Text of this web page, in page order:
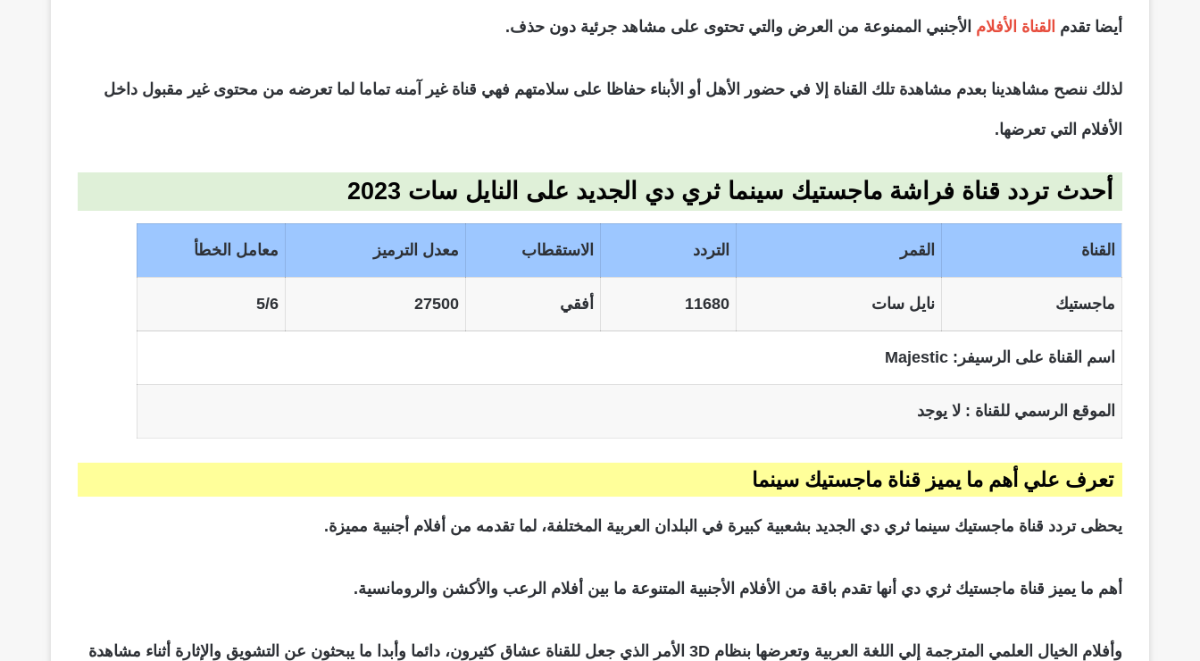
أيضا تقدم القناة الأفلام الأجنبي الممنوعة من العرض والتي تحتوى على مشاهد جرئية دون حذف.
لذلك ننصح مشاهدينا بعدم مشاهدة تلك القناة إلا في حضور الأهل أو الأبناء حفاظا على سلامتهم فهي قناة غير آمنه تماما لما تعرضه من محتوى غير مقبول داخل
الأفلام التي تعرضها.
أحدث تردد قناة فراشة ماجستيك سينما ثري دي الجديد على النايل سات 2023
القناة القمر التردد الاستقطاب معدل الترميز معامل الخطأ
ماجستيك نايل سات 11680 أفقي 27500
5/6
اسم القناة على الرسيفر:Majestic
الموقع الرسمي للقناة : لا يوجد
تعرف علي أهم ما يميز قناة ماجستيك سينما
يحظى تردد قناة ماجستيك سينما ثري دي الجديد بشعبية كبيرة في البلدان العربية المختلفة، لما تقدمه من أفلام أجنبية مميزة.
أهم ما يميز قناة ماجستيك ثري دي أنها تقدم باقة من الأفلام الأجنبية المتنوعة ما بين أفلام الرعب والأكشن والرومانسية.
وأفلام الخيال العلمي المترجمة إلي اللغة العربية وتعرضها بنظام 3D الأمر الذي جعل للقناة عشاق كثيرون، دائما وأبدا ما يبحثون عن التشويق والإثارة أثناء مشاهدة